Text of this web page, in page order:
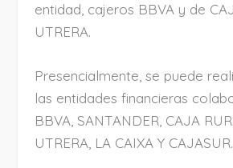
entidad, cajeros BBVA y de
UTRERA.
Presencialmente, se puede
las entidades financieras
BBVA, SANTANDER, CAJA
UTRERA, LA CAIXA Y CAJASUR.